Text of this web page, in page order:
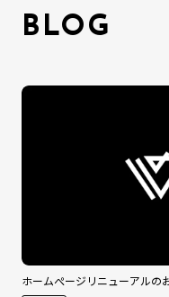
BLOG
ホームぺージリニューアルの